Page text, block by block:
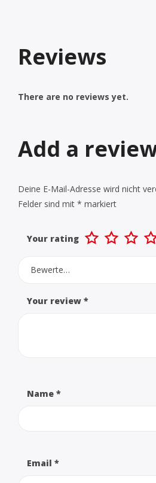
Reviews
There are no reviews yet.
Add a
Deine E-Mail-Adresse wird nicht
Felder sind mit * markiert
Your rating
Bewerte…
Your review *
Name *
Email *